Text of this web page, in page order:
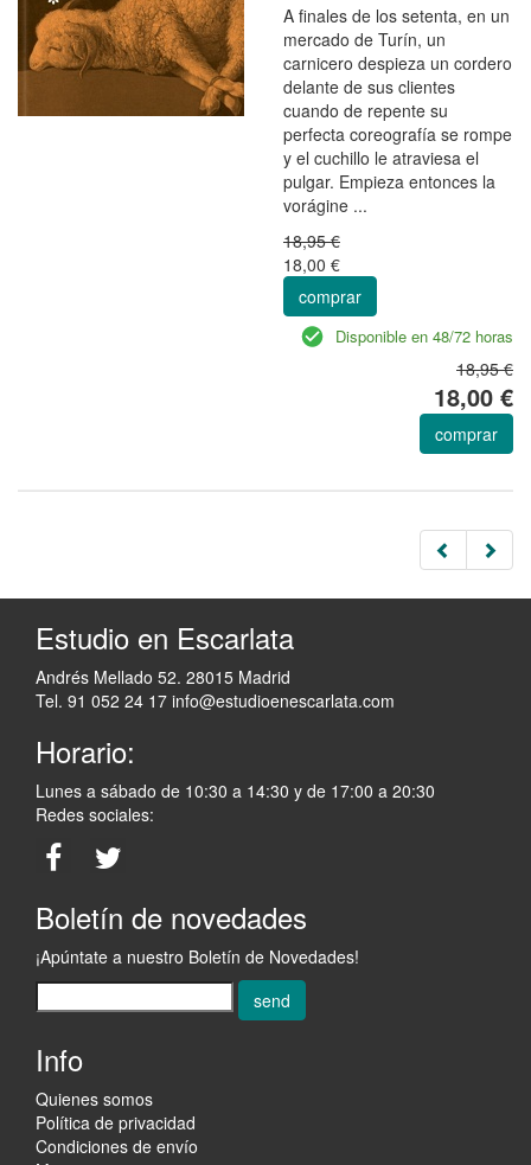
A finales de los setenta, en un
mercado de Turín, un
carnicero despieza un cordero
delante de sus clientes
cuando de repente su
perfecta coreografía se rompe
y el cuchillo le atraviesa el
pulgar. Empieza entonces la
vorágine ...
18,95 €
18,00 €
comprar
Disponible en 48/72 horas
18,95 €
18,00 €
comprar
Estudio en Escarlata
Andrés Mellado 52. 28015 Madrid
Tel. 91 052 24 17 info@estudioenescarlata.com
Horario:
Lunes a sábado de 10:30 a 14:30 y de 17:00 a 20:30
Redes sociales:
Boletín de novedades
¡Apúntate a nuestro Boletín de Novedades!
send
Info
Quienes somos
Política de privacidad
Condiciones de envío